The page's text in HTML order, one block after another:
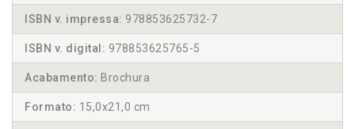
ISBN v. impressa: 978853625732-7
ISBN v. digital: 978853625765-5
Acabamento: Brochura
Formato: 15,0x21,0 cm